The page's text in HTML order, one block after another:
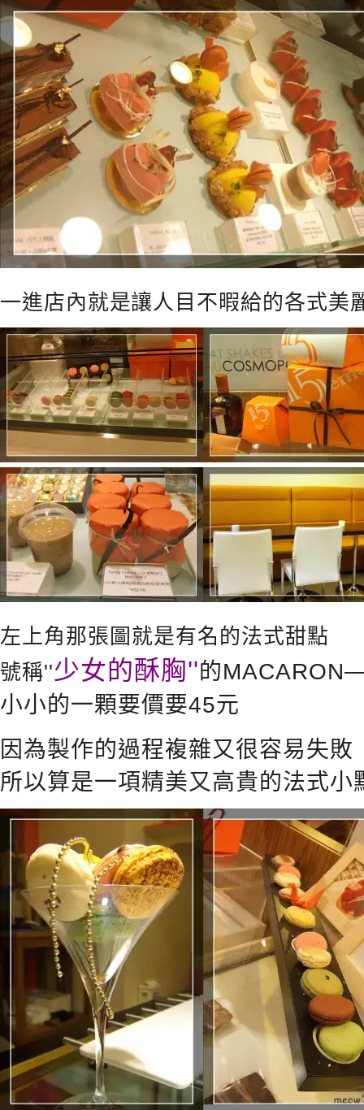
一進店內就是讓人目不暇給的各式美
左上角那張圖就是有名的法式甜點
號稱''少女的酥胸''的
小小的一顆要價要45元
因為製作的過程複雜又很容易失敗
所以算是一項精美又高貴的法式小